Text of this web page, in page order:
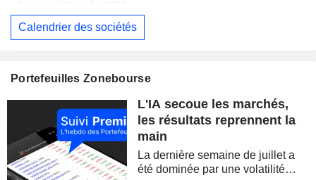
BERKSHIRE HATHAWAY INC.
Samedi 08 août 2026
WESTPAC BANKING CORPORATION Publication des résultats - Q3 2026 AS
BARRICK MINING CORPORATION
SIMON PROPERTY GROUP, INC. Publication des résultats - Q2 2026
Calendrier des sociétés
Portefeuilles Zonebourse
L'IA secoue les marchés,
les résultats reprennent la
main
La dernière semaine de juillet a
été dominée par une volatilité